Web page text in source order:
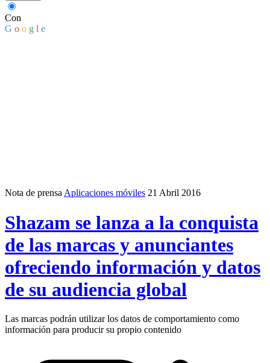
Con
G o o g l e
Nota de prensa Aplicaciones móviles 21 Abril 2016
Shazam se lanza a la conquista
de las marcas y anunciantes
ofreciendo información y datos
de su audiencia global
Las marcas podrán utilizar los datos de comportamiento como
información para producir su propio contenido